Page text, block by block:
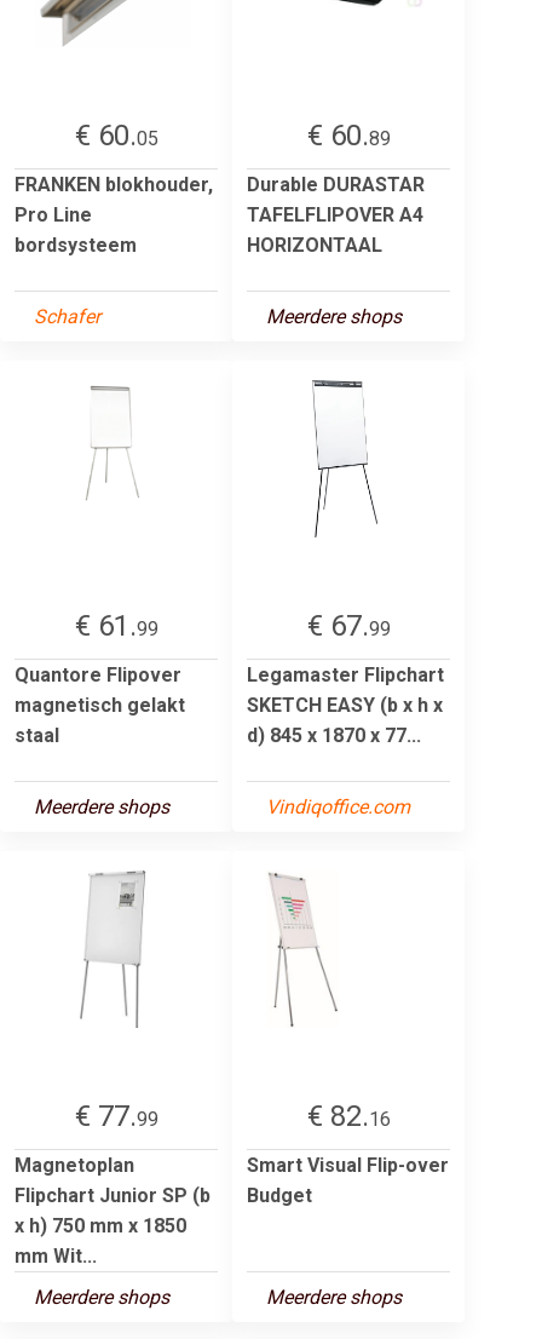
€ 60.05
FRANKEN blokhouder,
Pro Line
bordsysteem
Schafer
€ 60.89
Durable DURASTAR
TAFELFLIPOVER A4
HORIZONTAAL
Meerdere shops
€ 61.99
Quantore Flipover
magnetisch gelakt
staal
Meerdere shops
€ 67.99
Legamaster Flipchart
SKETCH EASY (b x h x
d) 845 x 1870 x 77...
Vindiqoffice.com
€ 77.99
Magnetoplan
Flipchart Junior SP (b
x h) 750 mm x 1850
mm Wit...
Meerdere shops
€ 82.16
Smart Visual Flip-over
Budget
Meerdere shops